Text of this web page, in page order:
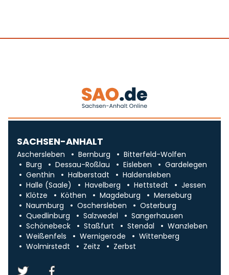
SACHSEN-ANHALT
Aschersleben Bernburg
Bitterfeld-Wolfen
Burg
Dessau-Roßlau Eisleben
Gardelegen
Genthin
Halberstadt
Haldensleben
Halle (Saale)
Havelberg Hettstedt
Jessen
Klötze
Köthen Magdeburg
Merseburg
Naumburg
Oschersleben
Osterburg
Quedlinburg
Salzwedel
Sangerhausen
Schönebeck
Staßfurt Stendal
Wanzleben
Weißenfels
Wernigerode
Wittenberg
Wolmirstedt
Zeitz Zerbst